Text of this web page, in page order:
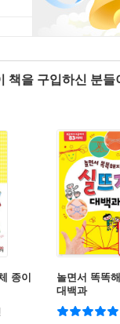
책을 구입하신 분
종이
놀면서 똑똑
대백과